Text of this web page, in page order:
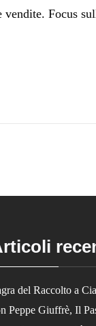
Focus
del Raccolto a
Peppe Giuffrè, Il